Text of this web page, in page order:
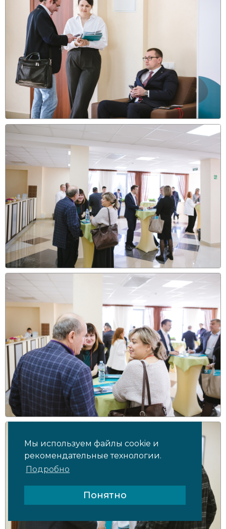
Мы используем файлы cookie и
рекомендательные технологии.
Подробно
Понятно